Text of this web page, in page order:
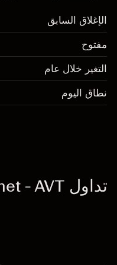
الإغلاق السابق
مفتوح
التغير خلال عام
نطاق اليوم
تداول Avnet - AVT